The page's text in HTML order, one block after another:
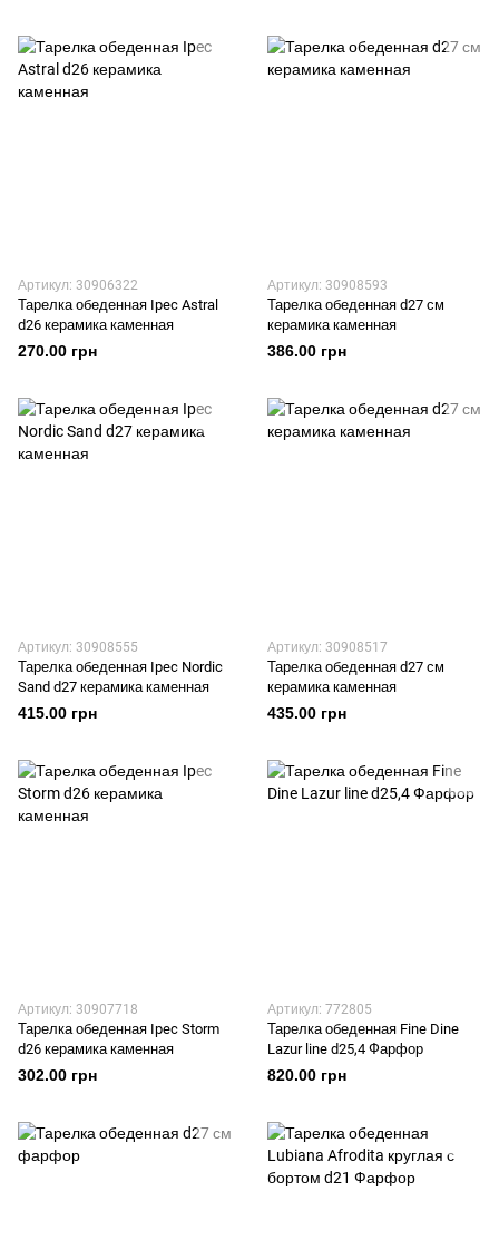
Артикул: 30906322
Тарелка обеденная Ipec Astral
d26 керамика каменная
270.00 грн
Артикул: 30908593
Тарелка обеденная d27 см
керамика каменная
386.00 грн
Артикул: 30908555
Тарелка обеденная Ipec Nordic
Sand d27 керамика каменная
415.00 грн
Артикул: 30908517
Тарелка обеденная d27 см
керамика каменная
435.00 грн
Артикул: 30907718
Тарелка обеденная Ipec Storm
d26 керамика каменная
302.00 грн
Артикул: 772805
Тарелка обеденная Fine Dine
Lazur line d25,4 Фарфор
820.00 грн